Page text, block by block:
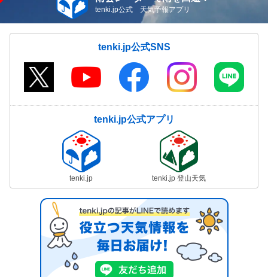
tenki.jp公式 天気予報アプリ
tenki.jp公式SNS
tenki.jp公式アプリ
tenki.jp tenki.jp 登山天気